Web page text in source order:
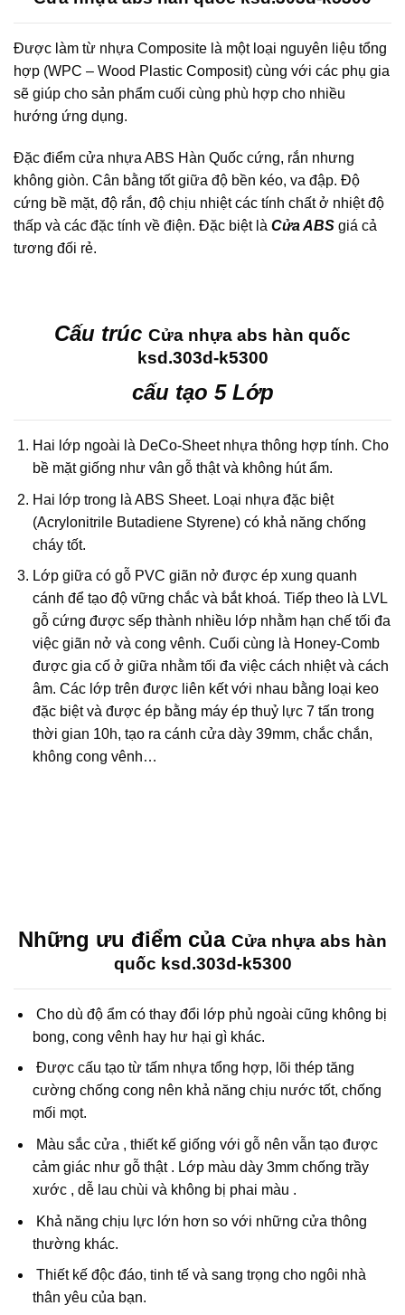
Được làm từ nhựa Composite là một loại nguyên liệu tổng
hợp (WPC – Wood Plastic Composit) cùng với các phụ gia
sẽ giúp cho sản phẩm cuối cùng phù hợp cho nhiều
hướng ứng dụng.
Đặc điểm cửa nhựa ABS Hàn Quốc cứng, rắn nhưng
không giòn. Cân bằng tốt giữa độ bền kéo, va đập. Độ
cứng bề mặt, độ rắn, độ chịu nhiệt các tính chất ở nhiệt độ
thấp và các đặc tính về điện. Đặc biệt là Cửa ABS giá cả
tương đối rẻ.
Cấu trúc Cửa nhựa abs hàn quốc
ksd.303d-k5300
cấu tạo 5 Lớp
Hai lớp ngoài là DeCo-Sheet nhựa thông hợp tính. Cho
bề mặt giống như vân gỗ thật và không hút ẩm.
Hai lớp trong là ABS Sheet. Loại nhựa đặc biệt
(Acrylonitrile Butadiene Styrene) có khả năng chống
cháy tốt.
Lớp giữa có gỗ PVC giãn nở được ép xung quanh
cánh để tạo độ vững chắc và bắt khoá. Tiếp theo là LVL
gỗ cứng được sếp thành nhiều lớp nhằm hạn chế tối đa
việc giãn nở và cong vênh. Cuối cùng là Honey-Comb
được gia cố ở giữa nhằm tối đa việc cách nhiệt và cách
âm. Các lớp trên được liên kết với nhau bằng loại keo
đặc biệt và được ép bằng máy ép thuỷ lực 7 tấn trong
thời gian 10h, tạo ra cánh cửa dày 39mm, chắc chắn,
không cong vênh…
Những ưu điểm của Cửa nhựa abs hàn
quốc ksd.303d-k5300
Cho dù độ ẩm có thay đổi lớp phủ ngoài cũng không bị
bong, cong vênh hay hư hại gì khác.
Được cấu tạo từ tấm nhựa tổng hợp, lõi thép tăng
cường chống cong nên khả năng chịu nước tốt, chống
mối mọt.
Màu sắc cửa , thiết kế giống với gỗ nên vẫn tạo được
cảm giác như gỗ thật . Lớp màu dày 3mm chống trầy
xước , dễ lau chùi và không bị phai màu .
Khả năng chịu lực lớn hơn so với những cửa thông
thường khác.
Thiết kế độc đáo, tinh tế và sang trọng cho ngôi nhà
thân yêu của bạn.